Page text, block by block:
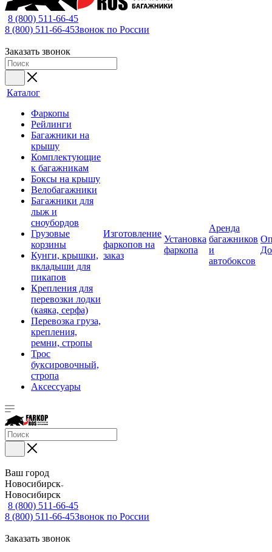
8 (800) 511-66-45
8 (800) 511-66-45Звонок по России
Заказать звонок
Каталог
Фаркопы
Рейлинги
Багажники на
крышу
Комплектующие
к багажникам
Боксы на крышу
Велобагажники
Багажники для
лыж и
сноубордов
Грузовые
корзины
Кунги, крышки,
вкладыши для
пикапов
Крепления для
перевозки лодки
(каяка, серфа)
Перевозка груза,
крепления,
ремни, стропы
Трос
буксировочный,
стропа
Аксессуары
Изготовление
фаркопов на
заказ
Установка
фаркопа
Аренда
багажников
и
автобоксов
Ваш город
Новосибирск
Новосибирск
8 (800) 511-66-45
8 (800) 511-66-45Звонок по России
Заказать звонок